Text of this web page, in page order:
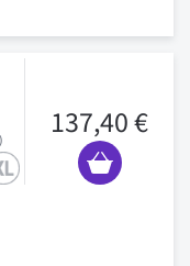
137,40 €